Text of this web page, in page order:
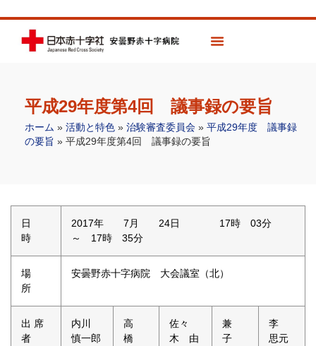
平成29年度第4回 議事録の要旨
ホーム » 活動と特色 » 治験審査委員会 » 平成29年度 議事録
の要旨 » 平成29年度第4回 議事録の要旨
日
時
2017年 7月 24日 17時 03分
～ 17時 35分
場
所
安曇野赤十字病院 大会議室（北）
出 席
者
内川
慎一郎
高
橋
佐々
木 由
兼
子
李
思元